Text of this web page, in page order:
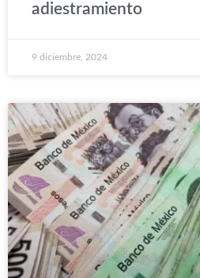
adiestramiento
9 diciembre, 2024